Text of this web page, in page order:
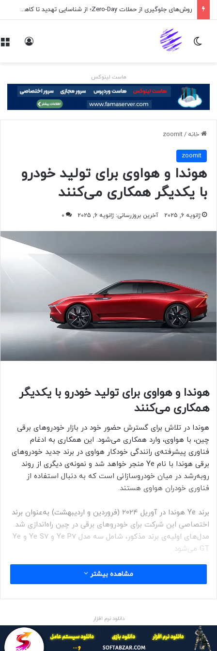
روش‌های جلوگیری از حملات Zero-Day؛ از شناسایی تهدید تا کاهش ریسک
تغییر پوسته
هاست لینوکس
خانه /
zoomit
zoomit
هوندا و هواوی برای تولید خودرو
با یکدیگر همکاری می‌کنند
ژانویه 6, 2025 آخرین بروزرسانی: ژانویه 6, 2025 0
هوندا و هواوی برای تولید خودرو با یکدیگر
همکاری می‌کنند
هوندا در تلاش برای گسترش حضور خود در بازار خودروهای برقی
چین، با هواوی، وارد همکاری می‌شود. این همکاری به ادغام
فناوری پیشرفته‌ی رانندگی خودکار هواوی در برند جدید خودروهای
برقی هوندا با نام Ye منجر خواهد شد و نمونه‌ی دیگری از روند
روبه‌رشد در میان خودروسازانی است که به دنبال استفاده از
فناوری خودران هواوی هستند.
برند Ye هوندا در آوریل ۲۰۲۴ (فروردین و اردیبهشت) به‌عنوان برند
اختصاصی این شرکت برای خودروهای برقی در چین راه‌اندازی شد.
مدل‌های اولیه‌ی برند مذکور، شامل سه مدل Ye P7 و Ye S7 و Ye
GT می‌شود.
اما عرضه‌ی آن‌ها به سه‌ماهه‌ی اول سال ۲۰۲۵ موکول شد.
به‌گفته‌ی منابع محلی، تأخیر در عرضه‌، ناشی از ضعف برند جدید
مشاهده بیشتر
دانلود نرم افزار